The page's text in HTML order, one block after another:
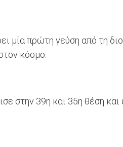
μία πρώτη γεύση από τη
κόσμο.
στην 39η και 35η θέση